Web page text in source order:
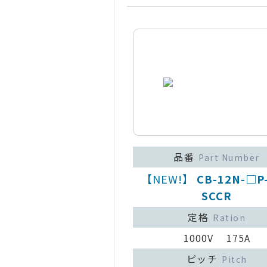
品番 Part Number
【NEW!】 CB-12N-
SCCR
定格 Ration
1000V 175A
ピッチ Pitch